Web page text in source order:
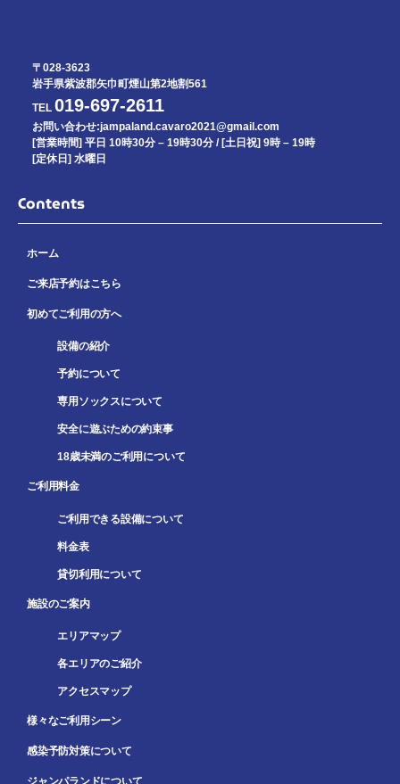
〒028-3623
岩手県紫波郡矢巾町煙山第2地割561
TEL 019-697-2611
お問い合わせ:jampaland.cavaro2021@gmail.com
[営業時間] 平日 10時30分 – 19時30分 / [土日祝] 9時 – 19時
[定休日] 水曜日
Contents
ホーム
ご来店予約はこちら
初めてご利用の方へ
設備の紹介
予約について
専用ソックスについて
安全に遊ぶための約束事
18歳未満のご利用について
ご利用料金
ご利用できる設備について
料金表
貸切利用について
施設のご案内
エリアマップ
各エリアのご紹介
アクセスマップ
様々なご利用シーン
感染予防対策について